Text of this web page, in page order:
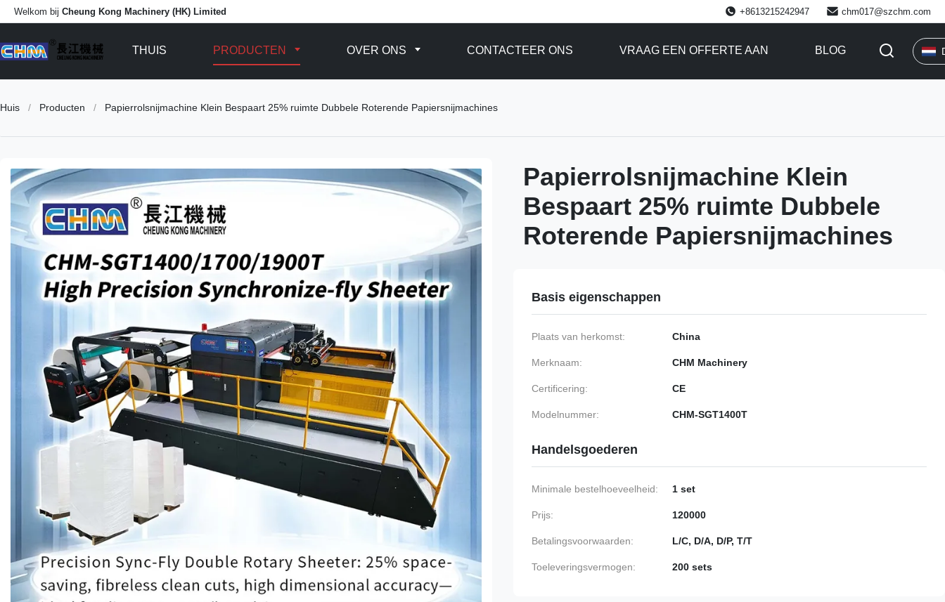
Welkom bij Cheung Kong Machinery (HK) Limited +8613215242947 chm017@szchm.com
THUIS PRODUCTEN OVER ONS CONTACTEER ONS VRAAG EEN OFFERTE AAN BLOG
Huis / Producten / Papierrolsnijmachine Klein Bespaart 25% ruimte Dubbele Roterende Papiersnijmachines
Papierrolsnijmachine Klein
Bespaart 25% ruimte Dubbele
Roterende Papiersnijmachines
Basis eigenschappen
Plaats van herkomst: China
Merknaam: CHM Machinery
Certificering: CE
Modelnummer: CHM-SGT1400T
Handelsgoederen
Minimale bestelhoeveelheid: 1 set
Prijs: 120000
Betalingsvoorwaarden: L/C, D/A, D/P, T/T
Toeleveringsvermogen: 200 sets